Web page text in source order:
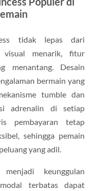
tidak lepas dari
visual menarik, fitur
menantang. Desain
bermain yang
tumble dan
adrenalin di setiap
pembayaran tetap
sehingga pemain
yang adil.
keunggulan
terbatas dapat